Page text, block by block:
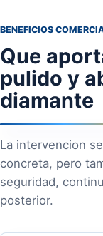
BENEFICIOS
Que
pulido y
diamante
La intervencion
concreta, pero
seguridad,
posterior.